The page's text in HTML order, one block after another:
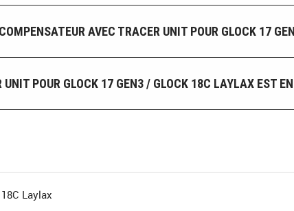
AVEC TRACER UNIT POUR GLOCK 17
POUR GLOCK 17 GEN3 / GLOCK 18C LAYLAX EST
Laylax